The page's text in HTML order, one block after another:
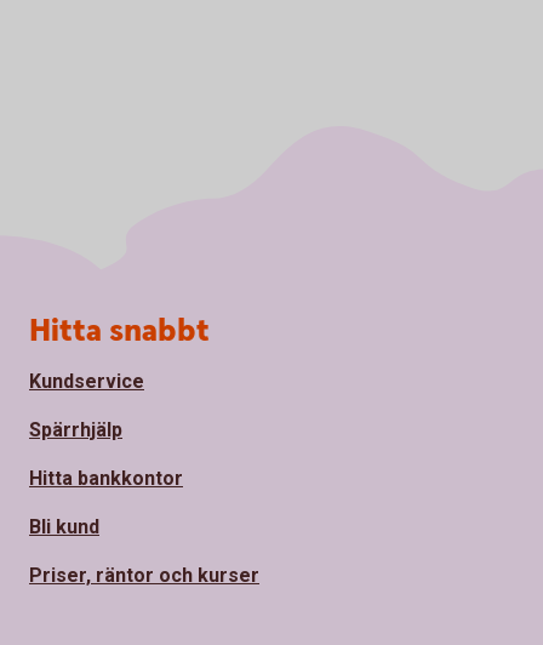
Sidfot
Hitta snabbt
Kundservice
Spärrhjälp
Hitta bankkontor
Bli kund
Priser, räntor och kurser